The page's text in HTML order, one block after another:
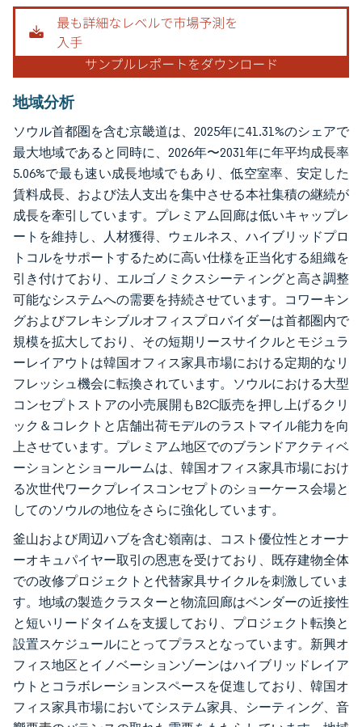
地域分析
ソウル首都圏を含む京畿道は、2025年に41.31%のシェアで
最大地域であると同時に、2026年〜2031年に年平均成長率
5.06%で最も速い成長地域でもあり、低空室率、安定した
賃料成長、および法人支出を集中させる本社集積の継続が
成長を牽引しています。プレミアム回廊は低いキャップレ
ートを維持し、人材獲得、ウェルネス、ハイブリッドプロ
トコルをサポートするために高い仕様を正当化する組織を
引き付けており、エルゴノミクスシーティングと高さ調整
可能なシステムへの需要を持続させています。コワーキン
グおよびフレキシブルオフィスプロバイダーは首都圏内で
規模を拡大しており、その短期リースサイクルとモジュラ
ーレイアウトは韓国オフィス家具市場における定期的なリ
フレッシュ機会に転換されています。ソウルにおける大型
コンセプトストアの小売展開もB2C販売を押し上げるクリ
ック＆コレクトと店舗出荷モデルのラストマイル能力を向
上させています。プレミアム地区でのブランドアクティベ
ーションとショールームは、韓国オフィス家具市場におけ
る次世代ワークプレイスコンセプトのショーケース会場と
してのソウルの地位をさらに強化しています。
釜山および周辺ハブを含む嶺南は、コスト優位性とオーナ
ーオキュパイヤー取引の恩恵を受けており、既存建物全体
での改修プロジェクトと代替家具サイクルを刺激していま
す。地域の製造クラスターと物流回廊はベンダーの近接性
と短いリードタイムを支援しており、プロジェクト転換と
設置スケジュールにとってプラスとなっています。新興オ
フィス地区とイノベーションゾーンはハイブリッドレイア
ウトとコラボレーションスペースを促進しており、韓国オ
フィス家具市場においてシステム家具、シーティング、音